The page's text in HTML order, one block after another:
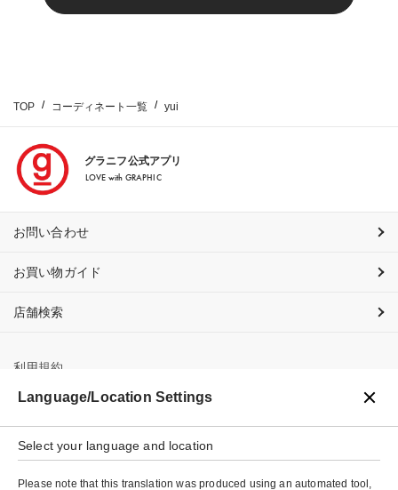
TOP コーディネート一覧 yui
グラニフ公式アプリ
LOVE with GRAPHIC
お問い合わせ
お買い物ガイド
店舗検索
利用規約
プライバシーポリシー
特定商取引法に基づく表示
会社概要
Language/Location Settings
Select your language and location
Please note that this translation was produced using an automated tool,